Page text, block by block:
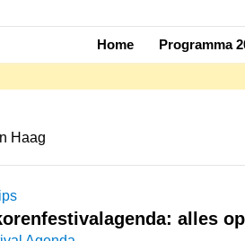
Home Programma
Haag
alles